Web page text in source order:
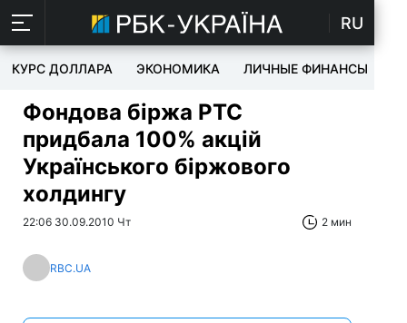
RU
КУРС ДОЛЛАРА ЭКОНОМИКА ЛИЧНЫЕ ФИНАНСЫ
Фондова біржа РТС
придбала 100% акцій
Українського біржового
холдингу
22:06 30.09.2010 Чт 2 мин
RBC.UA